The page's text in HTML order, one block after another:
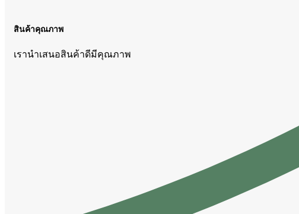
สินค้าคุณภาพ
เรานำเสนอสินค้าดีมีคุณภาพ